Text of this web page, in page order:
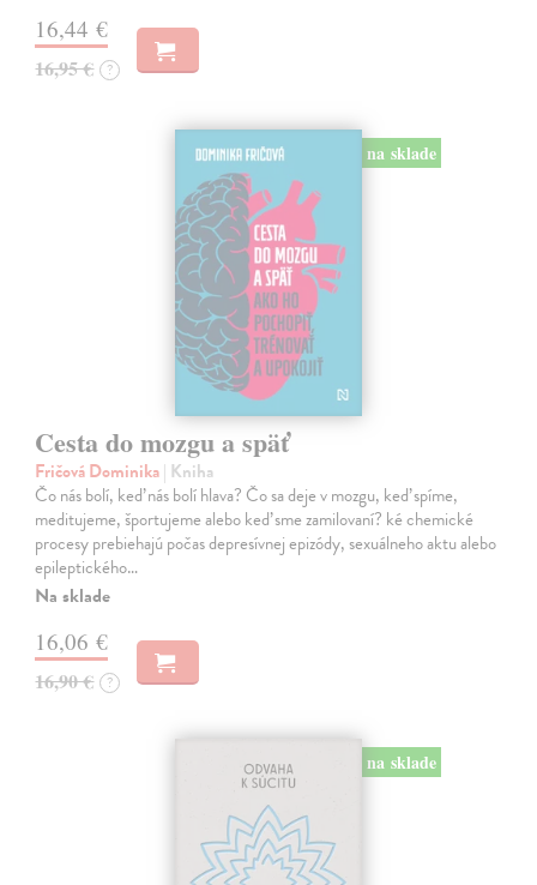
16,44 €
16,95 € ?
na sklade
Cesta do mozgu a späť
Fričová Dominika| Kniha
Čo nás bolí, keď nás bolí hlava? Čo sa deje v mozgu, keď spíme,
meditujeme, športujeme alebo keď sme zamilovaní? ké chemické
procesy prebiehajú počas depresívnej epizódy, sexuálneho aktu alebo
epileptického…
Na sklade
16,06 €
16,90 € ?
na sklade